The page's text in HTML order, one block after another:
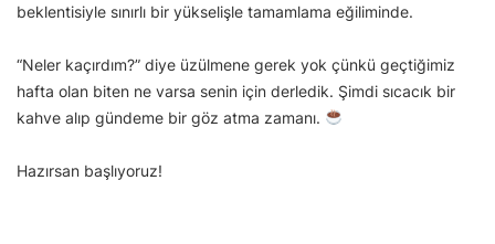
beklentisiyle sınırlı bir yükselişle tamamlama eğiliminde.
“Neler kaçırdım?” diye üzülmene gerek yok çünkü geçtiğimiz
hafta olan biten ne varsa senin için derledik. Şimdi sıcacık bir
kahve alıp gündeme bir göz atma zamanı.
Hazırsan başlıyoruz!